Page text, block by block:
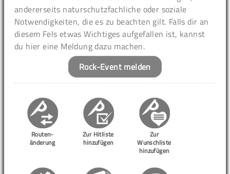
andererseits naturschutzfachliche oder soziale
Notwendigkeiten, die es zu beachten gilt. Falls dir an
diesem Fels etwas Wichtiges aufgefallen ist, kannst
du hier eine Meldung dazu machen.
Rock-Event melden
Routen-
änderung
Zur Hitliste
hinzufügen
Zur
Wunschliste
hinzufügen